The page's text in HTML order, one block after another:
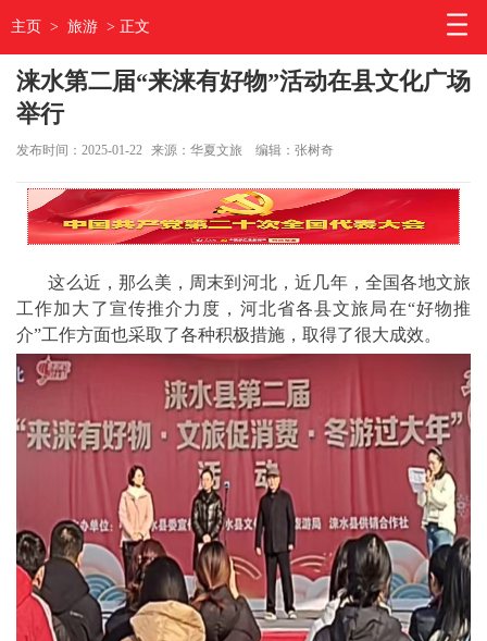
主页 > 旅游 > 正文
涞水第二届“来涞有好物”活动在县文化广场
举行
发布时间：2025-01-22 来源：华夏文旅 编辑：张树奇
这么近，那么美，周末到河北，近几年，全国各地文旅
工作加大了宣传推介力度，河北省各县文旅局在“好物推
介”工作方面也采取了各种积极措施，取得了很大成效。